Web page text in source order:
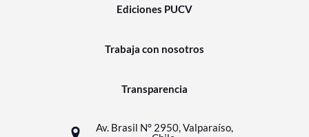
Ediciones PUCV
Trabaja con nosotros
Transparencia
Av. Brasil N° 2950, Valparaíso,